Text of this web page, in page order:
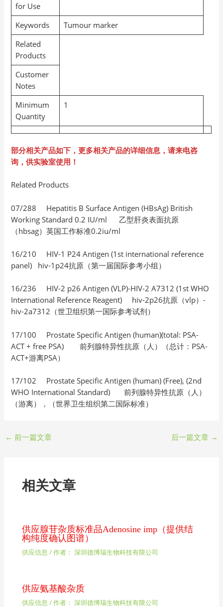
for Use
Keywords
Tumour marker
Related
Products
Customer
Notes
Minimum
Quantity
1
部分相关产品如下，更多相关产品的详细信息，请来电咨
询，供实验室使用！
Related Products
07/288 Hepatitis B Surface Antigen (HBsAg) British
Working Standard 0.2 IU/ml 乙型肝炎表面抗原
（hbsag）英国工作标准0.2iu/ml
16/210 HIV-1 P24 Antigen (1st international reference
panel) hiv-1p24抗原（第一届国际参考小组）
16/236 HIV-2 p26 Antigen (VLP)-HIV-2 A7312 (1st WHO
International Reference Reagent) hiv-2p26抗原（vlp）-
hiv-2a7312（世卫组织第一国际参考试剂）
17/100 Prostate Specific Antigen (human)(total: PSA-
ACT + free PSA) 前列腺特异性抗原（人）（总计：PSA-
ACT+游离PSA）
17/102 Prostate Specific Antigen (human) (Free), (2nd
WHO International Standard) 前列腺特异性抗原（人）
（游离），（世界卫生组织第二国际标准）
← 前一篇文章 后一篇文章 →
相关文章
供应腺苷杂质标准品Adenosine imp（提供结
构纯度确认图谱）
供应信息 / 作者： 深圳德博瑞生物科技有限公司
供应氨基酸杂质
供应信息 / 作者： 深圳德博瑞生物科技有限公司